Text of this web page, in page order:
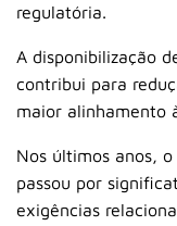
regulatória.
A disponibilização
contribui para
maior alinhamento
Nos últimos anos,
passou por
exigências